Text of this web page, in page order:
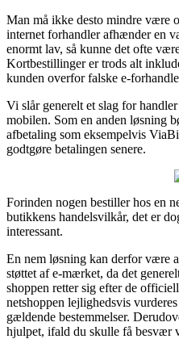
Man må ikke desto mindre være
internet forhandler afhænder en
enormt lav, så kunne det ofte
Kortbestillinger er trods alt
kunden overfor falske e-
Vi slår generelt et slag for
mobilen. Som en anden løsning
afbetaling som eksempelvis
godtgøre betalingen senere.
Forinden nogen bestiller hos en
butikkens handelsvilkår, det er
interessant.
En nem løsning kan derfor være
støttet af e-mærket, da det
shoppen retter sig efter de
netshoppen lejlighedsvis
gældende bestemmelser.
hjulpet, ifald du skulle få besvær